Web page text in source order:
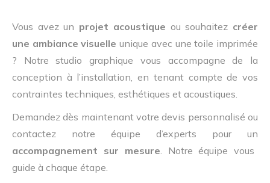
Vous avez un projet acoustique ou souhaitez créer
une ambiance visuelle unique avec une toile imprimée
? Notre studio graphique vous accompagne de la
conception à l’installation, en tenant compte de vos
contraintes techniques, esthétiques et acoustiques.
Demandez dès maintenant votre devis personnalisé ou
contactez notre équipe d’experts pour un
accompagnement sur mesure . Notre équipe vous
guide à chaque étape.